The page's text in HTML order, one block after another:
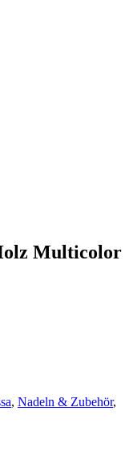
Multicolor
, Nadeln & Zubehör,